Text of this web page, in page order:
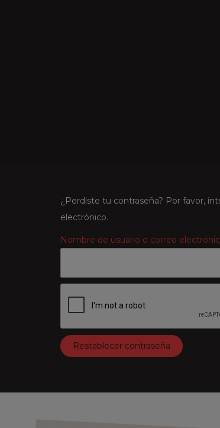
¿Perdiste tu contraseña? Por favor,
electrónico.
Nombre de usuario o correo
Restablecer contraseña